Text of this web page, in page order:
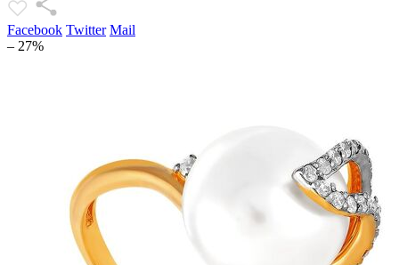
Facebook Twitter Mail
– 27%